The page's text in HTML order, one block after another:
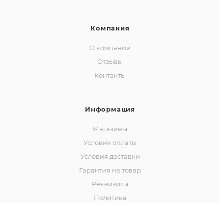
Компания
О компании
Отзывы
Контакты
Информация
Магазины
Условия оплаты
Условия доставки
Гарантия на товар
Реквизиты
Политика